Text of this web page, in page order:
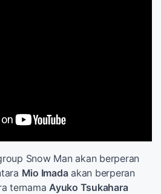
Snow Man akan berperan
Mio Imadaakan berperan
ternama Ayuko Tsukahara